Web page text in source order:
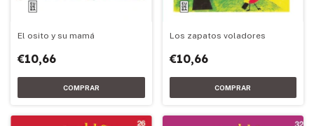
El osito y su mamá
€10,66
Los zapatos voladores
€10,66